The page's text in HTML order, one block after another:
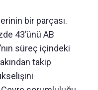
bir parçası.
43’ünü AB
süreç içindeki
takip